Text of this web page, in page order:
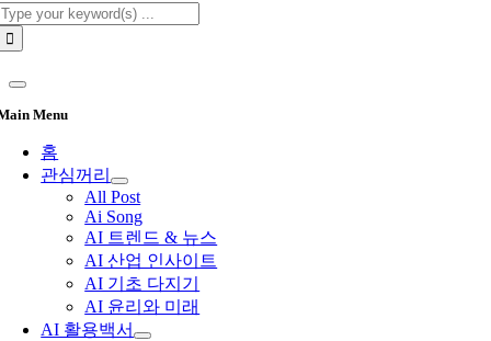
Menu
홈
관심꺼리
All Post
Ai Song
AI 트렌드 & 뉴스
AI 산업 인사이트
AI 기초 다지기
AI 윤리와 미래
AI 활용백서